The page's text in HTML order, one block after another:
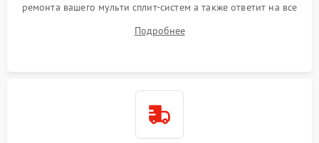
ремонта вашего мульти сплит-систем а также ответит на все
Подробнее